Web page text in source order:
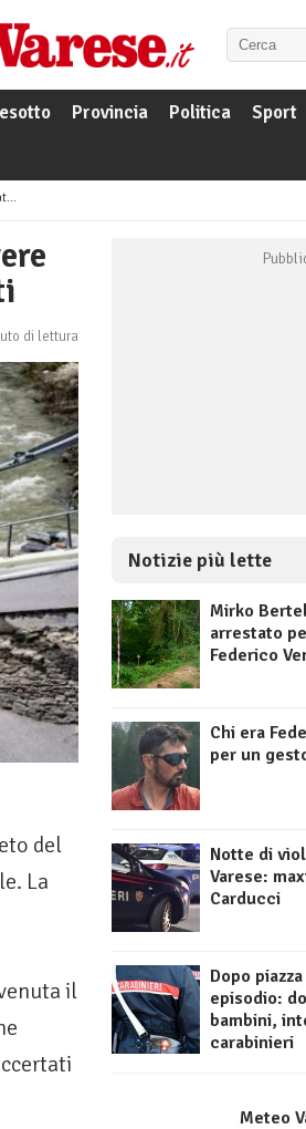
Provincia Politica Sport
di lettura
del
La
il
Notizie più lette
Mirko
arrestato
Federico
Chi era
per un
Notte di
Varese:
Carducci
Dopo
episodio:
bambini,
carabinieri
Meteo